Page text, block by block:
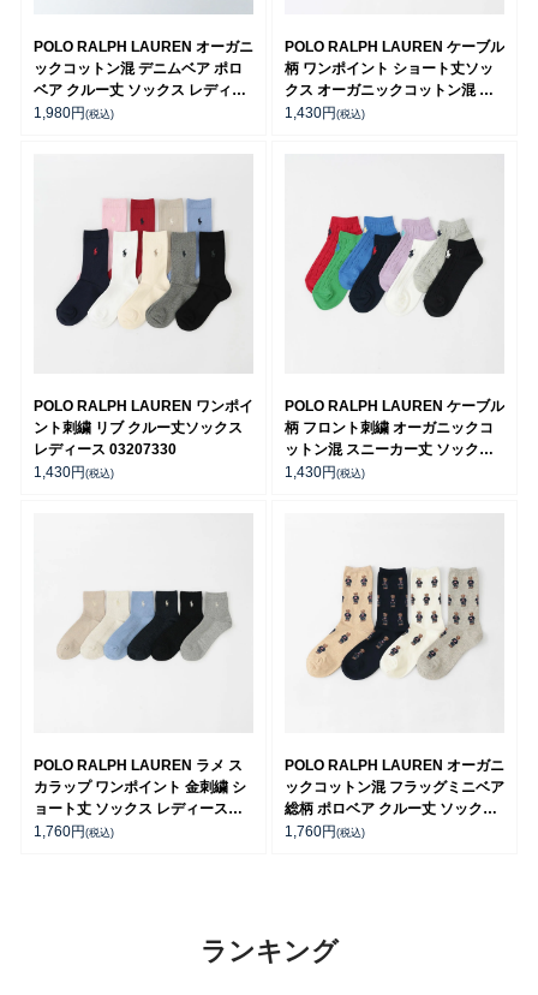
POLO RALPH LAUREN オーガニ
ックコットン混 デニムベア ポロ
ベア クルー丈 ソックス レディー
ス 03207241
1,980円 (税込)
POLO RALPH LAUREN ケーブル
柄 ワンポイント ショート丈ソッ
クス オーガニックコットン混 レ
ディース 03207386
1,430円 (税込)
POLO RALPH LAUREN ワンポイ
ント刺繍 リブ クルー丈ソックス
レディース 03207330
1,430円 (税込)
POLO RALPH LAUREN ケーブル
柄 フロント刺繍 オーガニックコ
ットン混 スニーカー丈 ソックス
レディース 03207868
1,430円 (税込)
POLO RALPH LAUREN ラメ ス
カラップ ワンポイント 金刺繍 シ
ョート丈 ソックス レディース
03207228
1,760円 (税込)
POLO RALPH LAUREN オーガニ
ックコットン混 フラッグミニベア
総柄 ポロベア クルー丈 ソックス
レディース 03207557
1,760円 (税込)
ランキング